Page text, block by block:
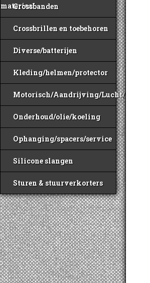
materiaal
Crossbanden
Crossbrillen en toebehoren
Diverse/batterijen
Kleding/helmen/protector
Motorisch/Aandrijving/Lucht/Benzine
Onderhoud/olie/koeling
Ophanging/spacers/service
Silicone slangen
Sturen & stuurverkorters